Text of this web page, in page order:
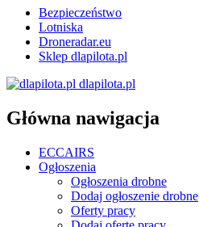
Bezpieczeństwo
Lotniska
Droneradar.eu
Sklep dlapilota.pl
dlapilota.pl
Główna nawigacja
ECCAIRS
Ogłoszenia
Ogłoszenia drobne
Dodaj ogłoszenie drobne
Oferty pracy